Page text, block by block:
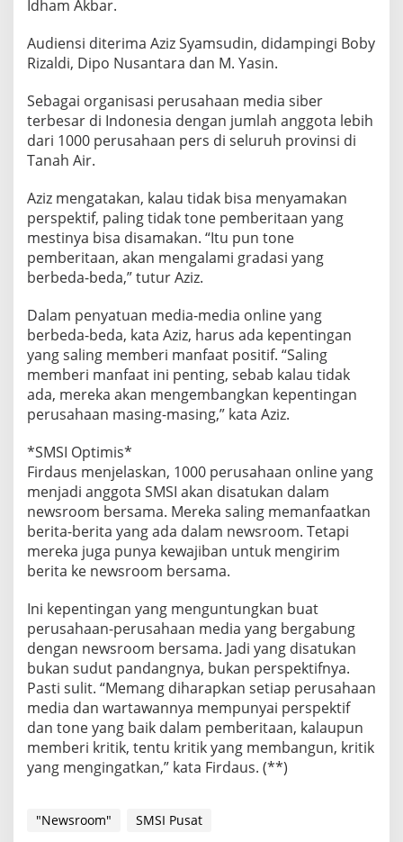
Idham Akbar.
Audiensi diterima Aziz Syamsudin, didampingi Boby
Rizaldi, Dipo Nusantara dan M. Yasin.
Sebagai organisasi perusahaan media siber
terbesar di Indonesia dengan jumlah anggota lebih
dari 1000 perusahaan pers di seluruh provinsi di
Tanah Air.
Aziz mengatakan, kalau tidak bisa menyamakan
perspektif, paling tidak tone pemberitaan yang
mestinya bisa disamakan. “Itu pun tone
pemberitaan, akan mengalami gradasi yang
berbeda-beda,” tutur Aziz.
Dalam penyatuan media-media online yang
berbeda-beda, kata Aziz, harus ada kepentingan
yang saling memberi manfaat positif. “Saling
memberi manfaat ini penting, sebab kalau tidak
ada, mereka akan mengembangkan kepentingan
perusahaan masing-masing,” kata Aziz.
*SMSI Optimis*
Firdaus menjelaskan, 1000 perusahaan online yang
menjadi anggota SMSI akan disatukan dalam
newsroom bersama. Mereka saling memanfaatkan
berita-berita yang ada dalam newsroom. Tetapi
mereka juga punya kewajiban untuk mengirim
berita ke newsroom bersama.
Ini kepentingan yang menguntungkan buat
perusahaan-perusahaan media yang bergabung
dengan newsroom bersama. Jadi yang disatukan
bukan sudut pandangnya, bukan perspektifnya.
Pasti sulit. “Memang diharapkan setiap perusahaan
media dan wartawannya mempunyai perspektif
dan tone yang baik dalam pemberitaan, kalaupun
memberi kritik, tentu kritik yang membangun, kritik
yang mengingatkan,” kata Firdaus. (**)
"Newsroom" SMSI Pusat